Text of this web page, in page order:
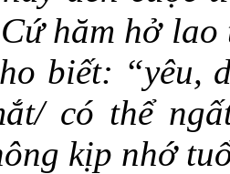
hăm hở
biết: “yêu,
có thể
kịp nhớ